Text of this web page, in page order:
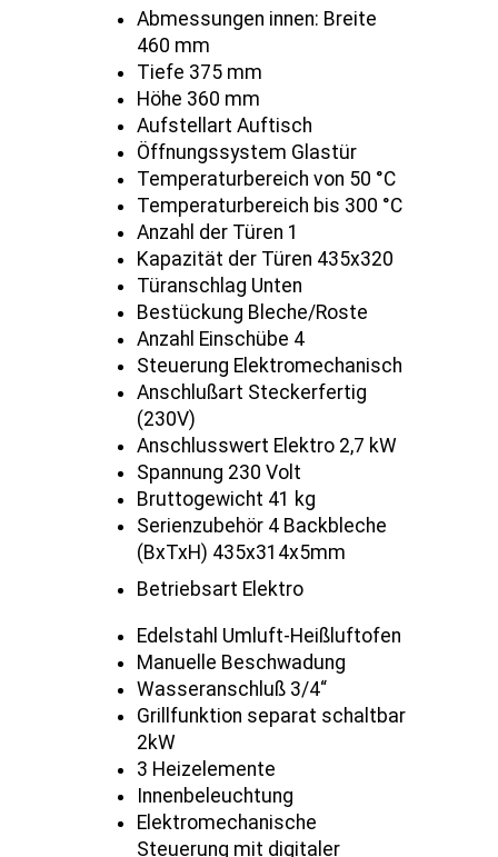
Abmessungen innen: Breite
460 mm
Tiefe 375 mm
Höhe 360 mm
Aufstellart Auftisch
Öffnungssystem Glastür
Temperaturbereich von 50 °C
Temperaturbereich bis 300 °C
Anzahl der Türen 1
Kapazität der Türen 435x320
Türanschlag Unten
Bestückung Bleche/Roste
Anzahl Einschübe 4
Steuerung Elektromechanisch
Anschlußart Steckerfertig
(230V)
Anschlusswert Elektro 2,7 kW
Spannung 230 Volt
Bruttogewicht 41 kg
Serienzubehör 4 Backbleche
(BxTxH) 435x314x5mm
Betriebsart Elektro
Edelstahl Umluft-Heißluftofen
Manuelle Beschwadung
Wasseranschluß 3/4“
Grillfunktion separat schaltbar
2kW
3 Heizelemente
Innenbeleuchtung
Elektromechanische
Steuerung mit digitaler